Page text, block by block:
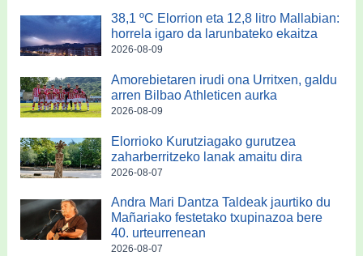
38,1 ºC Elorrion eta 12,8 litro Mallabian:
horrela igaro da larunbateko ekaitza
2026-08-09
Amorebietaren irudi ona Urritxen, galdu
arren Bilbao Athleticen aurka
2026-08-09
Elorrioko Kurutziagako gurutzea
zaharberritzeko lanak amaitu dira
2026-08-07
Andra Mari Dantza Taldeak jaurtiko du
Mañariako festetako txupinazoa bere
40. urteurrenean
2026-08-07